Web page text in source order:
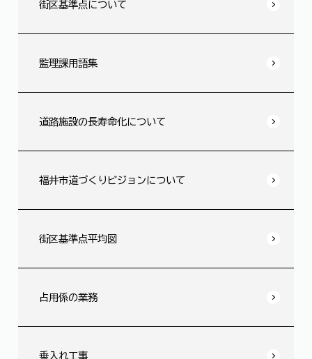
街区基準点について
監理課用語集
道路施設の長寿命化について
福井市道づくりビジョンについて
街区基準点平均図
占用係の業務
乗入れ工事